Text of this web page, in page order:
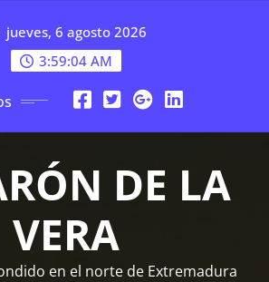
jueves, 6 agosto 2026
3:59:05 AM
DE LA
VERA
en el norte de Extremadura